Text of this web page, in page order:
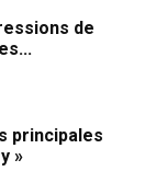
de
principales
»